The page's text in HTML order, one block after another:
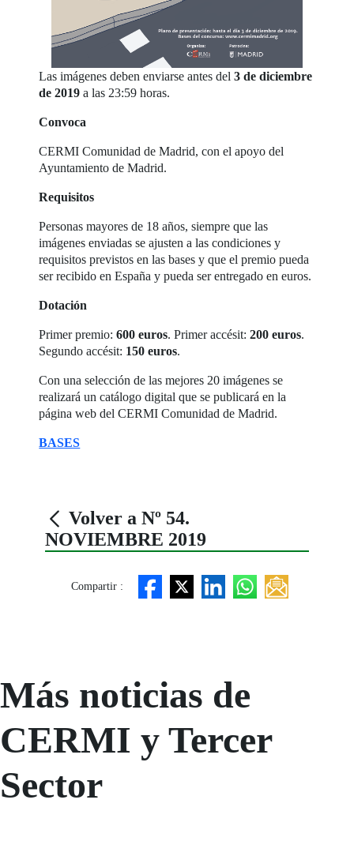
Las imágenes deben enviarse antes del3 de diciembre
de 2019 a las 23:59 horas.
Convoca
CERMI Comunidad de Madrid, con el apoyo del
Ayuntamiento de Madrid.
Requisitos
Personas mayores de 18 años, siempre que las
imágenes enviadas se ajusten a las condiciones y
requisitos previstos en las bases y que el premio pueda
ser recibido en España y pueda ser entregado en euros.
Dotación
Primer premio:600 euros. Primer accésit:200 euros.
Segundo accésit: 150 euros.
Con una selección de las mejores 20 imágenes se
realizará un catálogo digital que se publicará en la
página web del CERMI Comunidad de Madrid.
BASES
Volver a Nº 54.
NOVIEMBRE 2019
Compartir :
Más noticias de
CERMI y Tercer
Sector